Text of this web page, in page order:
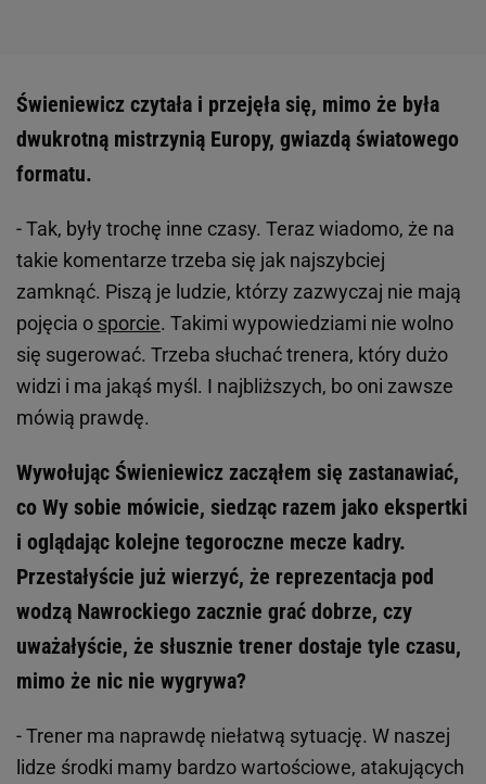
Świeniewicz czytała i przejęła się, mimo że była
dwukrotną mistrzynią Europy, gwiazdą światowego
formatu.
- Tak, były trochę inne czasy. Teraz wiadomo, że na
takie komentarze trzeba się jak najszybciej
zamknąć. Piszą je ludzie, którzy zazwyczaj nie mają
pojęcia o sporcie. Takimi wypowiedziami nie wolno
się sugerować. Trzeba słuchać trenera, który dużo
widzi i ma jakąś myśl. I najbliższych, bo oni zawsze
mówią prawdę.
Wywołując Świeniewicz zacząłem się zastanawiać,
co Wy sobie mówicie, siedząc razem jako ekspertki
i oglądając kolejne tegoroczne mecze kadry.
Przestałyście już wierzyć, że reprezentacja pod
wodzą Nawrockiego zacznie grać dobrze, czy
uważałyście, że słusznie trener dostaje tyle czasu,
mimo że nic nie wygrywa?
- Trener ma naprawdę niełatwą sytuację. W naszej
lidze środki mamy bardzo wartościowe, atakujących